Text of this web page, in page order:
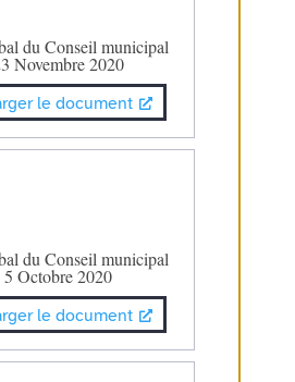
du Conseil municipal
Novembre 2020
le document
du Conseil municipal
5 Octobre 2020
le document